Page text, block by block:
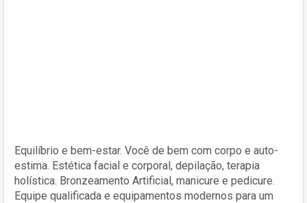
Equilíbrio e bem-estar. Você de bem com corpo e auto-
estima. Estética facial e corporal, depilação, terapia
holística. Bronzeamento Artificial, manicure e pedicure.
Equipe qualificada e equipamentos modernos para um